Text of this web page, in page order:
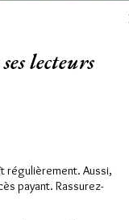
lecteurs
régulièrement. Aussi,
payant. Rassurez-